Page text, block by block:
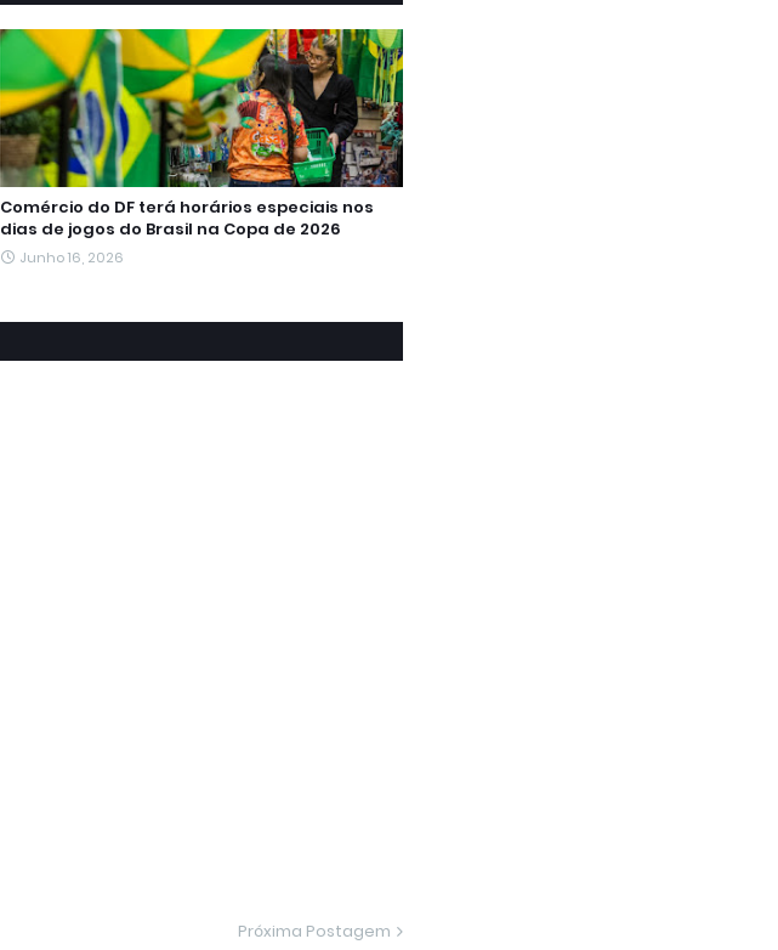
Comércio do DF terá horários especiais nos
dias de jogos do Brasil na Copa de 2026
Junho 16, 2026
Próxima Postagem